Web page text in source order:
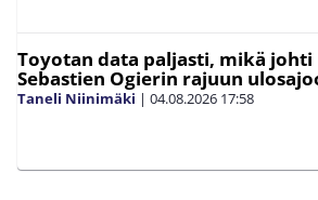
Toyotan data paljasti, mikä johti
Sebastien Ogierin rajuun
Taneli Niinimäki | 04.08.2026 17:58